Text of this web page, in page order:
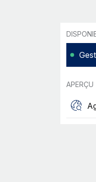
APERÇU